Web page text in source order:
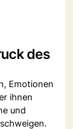
des
Emotionen
ihnen
und